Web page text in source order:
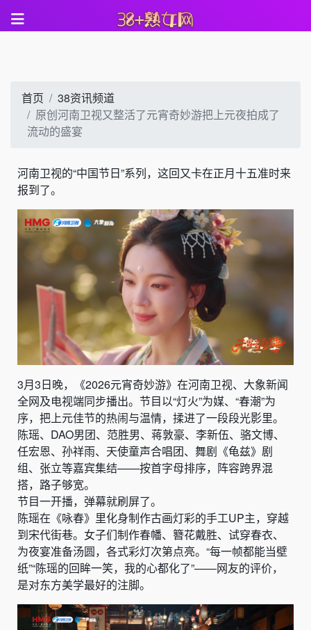
首页
38资讯频道
原创河南卫视又整活了元宵奇妙游把上元夜拍成了
流动的盛宴
河南卫视的“中国节日”系列，这回又卡在正月十五准时来
报到了。
3月3日晚，《2026元宵奇妙游》在河南卫视、大象新闻
全网及电视端同步播出。节目以“灯火”为媒、“春潮”为
序，把上元佳节的热闹与温情，揉进了一段段光影里。
陈瑶、DAO男团、范胜男、蒋敦豪、李新伍、骆文博、
任宏恩、孙祥雨、天使童声合唱团、舞剧《龟兹》剧
组、张立等嘉宾集结——按首字母排序，阵容跨界混
搭，路子够宽。
节目一开播，弹幕就刷屏了。
陈瑶在《咏春》里化身制作古画灯彩的手工UP主，穿越
到宋代街巷。女子们制作春幡、簪花戴胜、试穿春衣、
为夜宴准备汤圆，各式彩灯次第点亮。“每一帧都能当壁
纸”“陈瑶的回眸一笑，我的心都化了”——网友的评价，
是对东方美学最好的注脚。